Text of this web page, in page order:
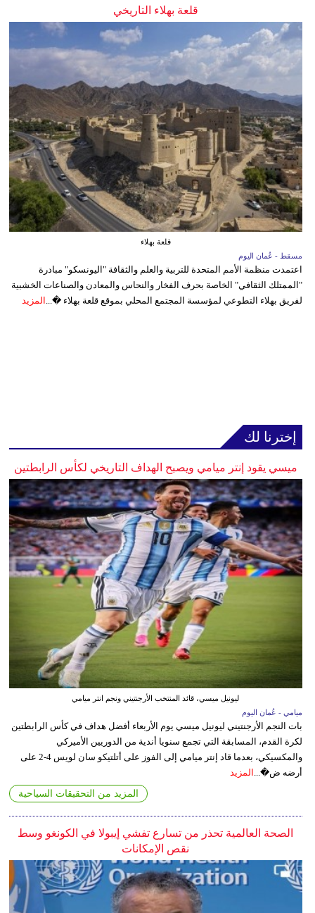
قلعة بهلاء التاريخي
قلعة بهلاء
مسقط - عُمان اليوم
اعتمدت منظمة الأمم المتحدة للتربية والعلم والثقافة "اليونسكو" مبادرة
"الممتلك الثقافي" الخاصة بحرف الفخار والنحاس والمعادن والصناعات الخشبية
لفريق بهلاء التطوعي لمؤسسة المجتمع المحلي بموقع قلعة بهلاء �... المزيد
إخترنا لك
ميسي يقود إنتر ميامي ويصبح الهداف التاريخي لكأس الرابطتين
ليونيل ميسي، قائد المنتخب الأرجنتيني ونجم انتر ميامي
ميامي - عُمان اليوم
بات النجم الأرجنتيني ليونيل ميسي يوم الأربعاء أفضل هداف في كأس الرابطتين
لكرة القدم، المسابقة التي تجمع سنويا أندية من الدوريين الأميركي
والمكسيكي، بعدما قاد إنتر ميامي إلى الفوز على أتلتيكو سان لويس 4-2 على
أرضه ض�... المزيد
المزيد من التحقيقات السياحية
الصحة العالمية تحذر من تسارع تفشي إيبولا في الكونغو وسط
نقص الإمكانات